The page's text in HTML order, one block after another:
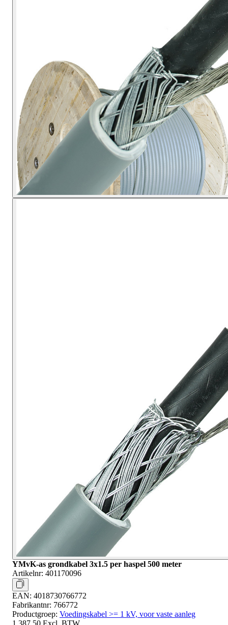
YMvK-as grondkabel 3x1.5 per haspel 500 meter
Artikelnr: 401170096
EAN: 4018730766772
Fabrikantnr: 766772
Productgroep: Voedingskabel >= 1 kV, voor vaste aanleg
1.387,50 Excl. BTW